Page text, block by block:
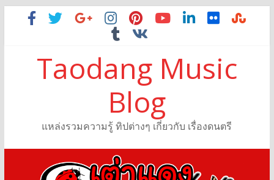
Taodang Music
Blog
แหล่งรวมความรู้ ทิปต่างๆ เกี่ยวกับ เรื่องดนตรี